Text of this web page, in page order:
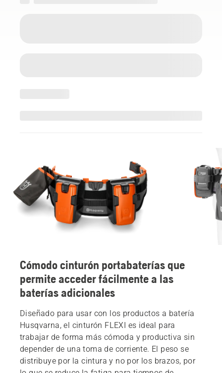
Cómodo cinturón portabaterías que
permite acceder fácilmente a las
baterías adicionales
Diseñado para usar con los productos a batería
Husqvarna, el cinturón FLEXI es ideal para
trabajar de forma más cómoda y productiva sin
depender de una toma de corriente. El peso se
distribuye por la cintura y no por los brazos, por